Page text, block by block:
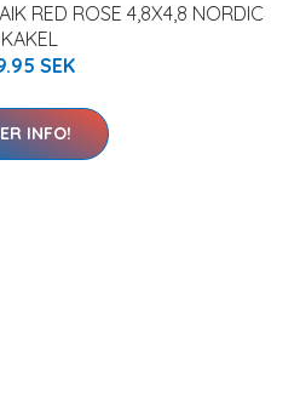
RED ROSE 4,8X4,8 NORDIC
KAKEL
SEK
INFO!